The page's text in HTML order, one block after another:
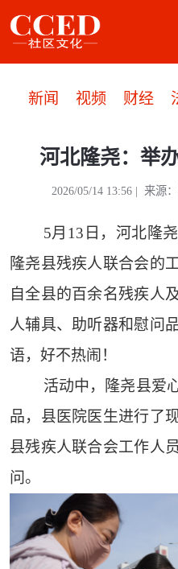
新闻 视频 财经
河北隆尧：举
2026/05/14 13:56 | 来源
5月13日，河北隆
隆尧县残疾人联合会的
自全县的百余名残疾人
人辅具、助听器和慰问
语，好不热闹！
活动中，隆尧县爱
品，县医院医生进行了
县残疾人联合会工作人
问。